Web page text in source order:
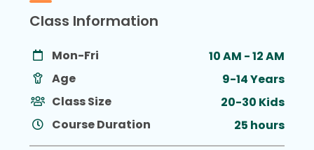
Class Information
Mon-Fri
10 AM - 12 AM
Age
9-14 Years
Class Size
20-30 Kids
Course Duration
25 hours